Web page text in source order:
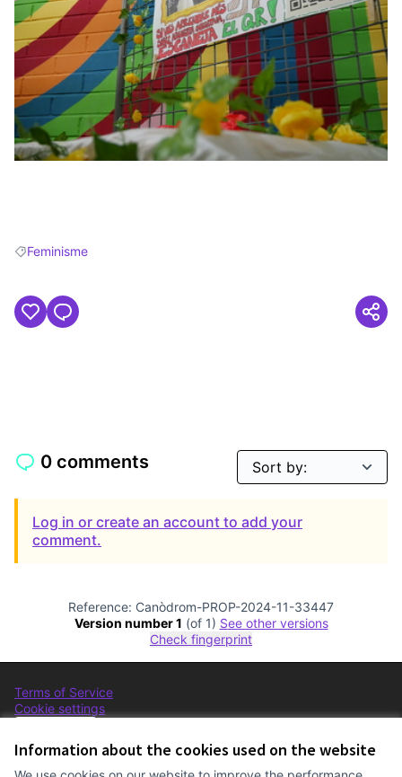
Information about the cookies used on the website
Filter results for: Feminisme
Feminisme
0 comments
Log in or create an account to add your
comment.
Reference: Canòdrom-PROP-2024-11-33447
Version number 1 (of 1)
see other versions
Check fingerprint
Terms of Service
Cookie settings